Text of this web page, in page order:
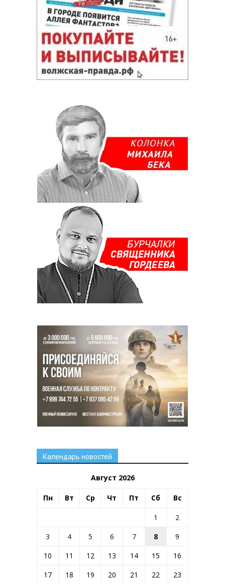
Календарь новостей
Август 2026
Пн Вт Ср Чт Пт Сб Вс
1
2
3
4 5 6 7 8
9
10
11 12 13 14 15
16
17
18 19 20 21 22
23